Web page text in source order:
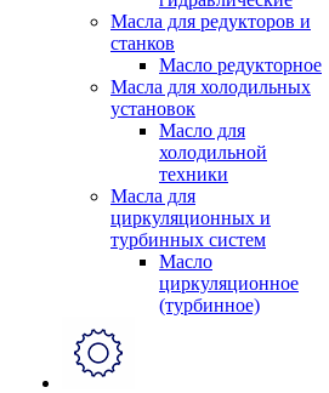
Масла для редукторов и
станков
Масло редукторное
Масла для холодильных
установок
Масло для
холодильной
техники
Масла для
циркуляционных и
турбинных систем
Масло
циркуляционное
(турбинное)